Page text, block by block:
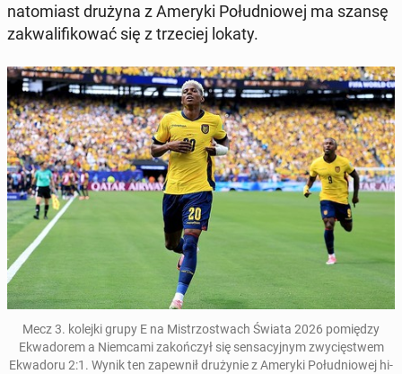
na­to­miast drużyna z Ameryki Po­łu­dnio­wej ma szansę
za­kwa­li­fi­ko­wać się z trze­ciej lokaty.
Mecz 3. kolejki grupy E na Mi­strzo­stwach Świata 2026 po­mię­dzy
Ekwa­do­rem a Niem­ca­mi za­koń­czył się sen­sa­cyj­nym zwy­cię­stwem
Ekwa­do­ru 2:1 . Wynik ten za­pew­nił dru­ży­nie z Ameryki Po­łu­dnio­wej hi­